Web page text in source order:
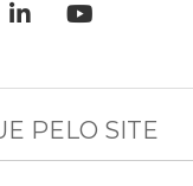
PELO SITE